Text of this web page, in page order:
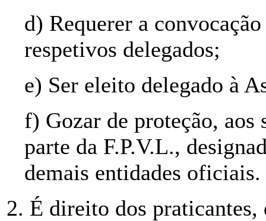
d) Requerer a
respetivos delegados;
e) Ser eleito delegado à
f) Gozar de proteção, aos
parte da F.P.V.L.,
demais entidades oficiais.
2. É direito dos praticantes,